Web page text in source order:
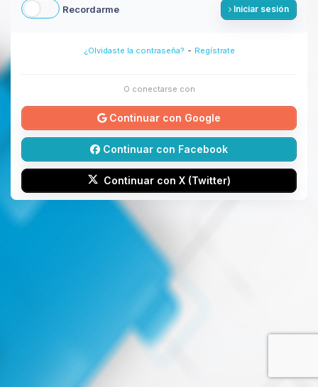
Recordarme Iniciar sesión
¿Olvidaste la contraseña? - Regístrate
O conectarse con
Continuar con Google
Continuar con Facebook
Continuar con X (Twitter)